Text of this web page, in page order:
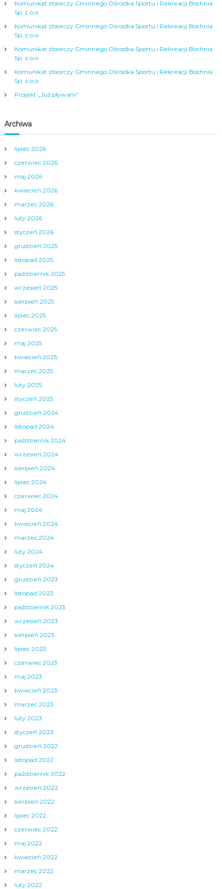
a
w
p
i
u
Komunikat zbiorczy Gminnego Ośrodka Sportu i Rekreacji Bochnia
Sp. z o.o.
Komunikat zbiorczy Gminnego Ośrodka Sportu i Rekreacji Bochnia
Sp. z o.o.
Komunikat zbiorczy Gminnego Ośrodka Sportu i Rekreacji Bochnia
Sp. z o.o.
Komunikat zbiorczy Gminnego Ośrodka Sportu i Rekreacji Bochnia
Sp. z o.o.
Projekt „Już pływam”
Archiwa
lipiec 2026
czerwiec 2026
maj 2026
kwiecień 2026
marzec 2026
luty 2026
styczeń 2026
grudzień 2025
listopad 2025
październik 2025
wrzesień 2025
sierpień 2025
lipiec 2025
czerwiec 2025
maj 2025
kwiecień 2025
marzec 2025
luty 2025
styczeń 2025
grudzień 2024
listopad 2024
październik 2024
wrzesień 2024
sierpień 2024
lipiec 2024
czerwiec 2024
maj 2024
kwiecień 2024
marzec 2024
luty 2024
styczeń 2024
grudzień 2023
listopad 2023
październik 2023
wrzesień 2023
sierpień 2023
lipiec 2023
czerwiec 2023
maj 2023
kwiecień 2023
marzec 2023
luty 2023
styczeń 2023
grudzień 2022
listopad 2022
październik 2022
wrzesień 2022
sierpień 2022
lipiec 2022
czerwiec 2022
maj 2022
kwiecień 2022
marzec 2022
luty 2022